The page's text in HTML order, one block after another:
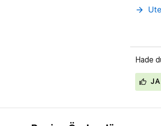
arrow_forward
Hade
JA